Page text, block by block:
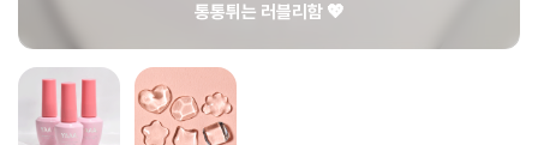
통통튀는 러블리함 💖